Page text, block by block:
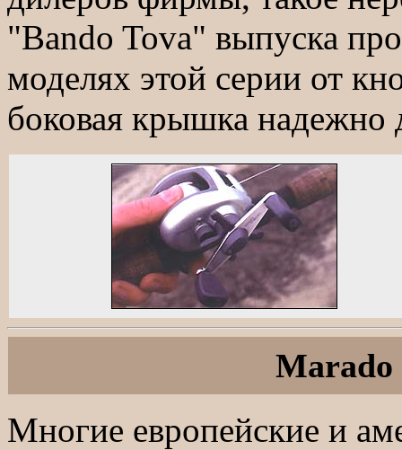
"Bando Tova" выпуска
моделях этой серии от
боковая крышка надежно
Marado
Многие европейские и